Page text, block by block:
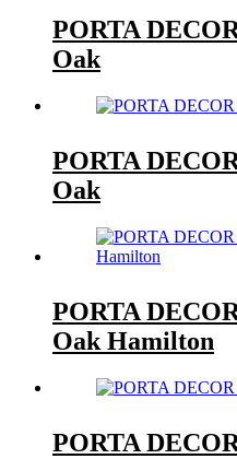
PORTA
Oak
PORTA
Oak
PORTA
Oak Hamilton
PORTA